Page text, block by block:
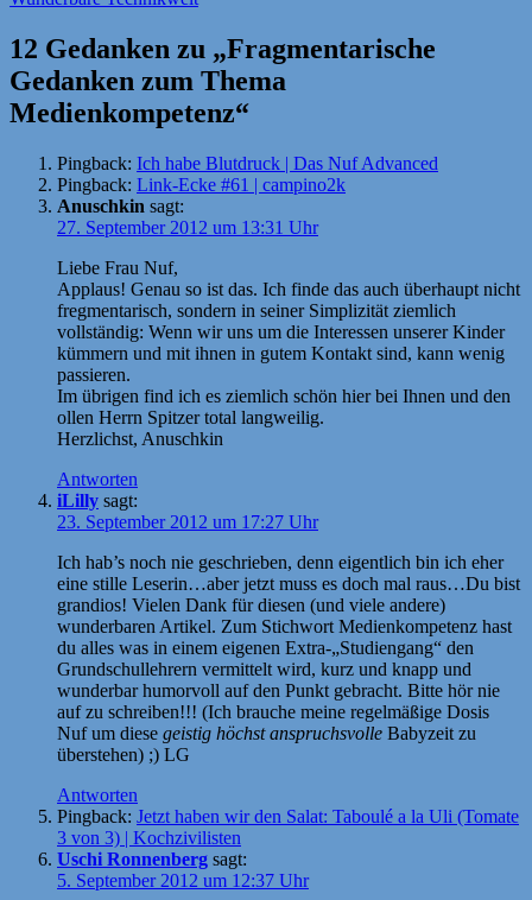
12 Gedanken zu „Fragmentarische
Gedanken zum Thema
Medienkompetenz“
Pingback: Ich habe Blutdruck | Das Nuf Advanced
Pingback: Link-Ecke #61 | campino2k
Anuschkin sagt:
27. September 2012 um 13:31 Uhr
Liebe Frau Nuf,
Applaus! Genau so ist das. Ich finde das auch überhaupt nicht
fregmentarisch, sondern in seiner Simplizität ziemlich
vollständig: Wenn wir uns um die Interessen unserer Kinder
kümmern und mit ihnen in gutem Kontakt sind, kann wenig
passieren.
Im übrigen find ich es ziemlich schön hier bei Ihnen und den
ollen Herrn Spitzer total langweilig.
Herzlichst, Anuschkin
Antworten
iLilly sagt:
23. September 2012 um 17:27 Uhr
Ich hab’s noch nie geschrieben, denn eigentlich bin ich eher
eine stille Leserin…aber jetzt muss es doch mal raus…Du bist
grandios! Vielen Dank für diesen (und viele andere)
wunderbaren Artikel. Zum Stichwort Medienkompetenz hast
du alles was in einem eigenen Extra-„Studiengang“ den
Grundschullehrern vermittelt wird, kurz und knapp und
wunderbar humorvoll auf den Punkt gebracht. Bitte hör nie
auf zu schreiben!!! (Ich brauche meine regelmäßige Dosis
Nuf um diese geistig höchst anspruchsvolle Babyzeit zu
überstehen) ;) LG
Antworten
Pingback: Jetzt haben wir den Salat: Taboulé a la Uli (Tomate
3 von 3) | Kochzivilisten
Uschi Ronnenberg sagt:
5. September 2012 um 12:37 Uhr